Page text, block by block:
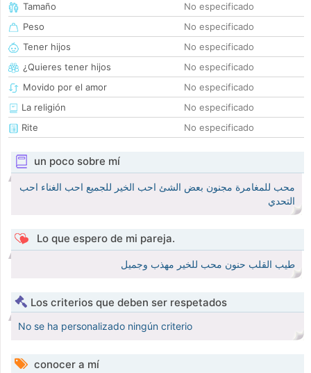
Tamaño
No especificado
Peso
No especificado
Tener hijos
No especificado
¿Quieres tener hijos
No especificado
Movido por el amor
No especificado
La religión
No especificado
Rite
No especificado
un poco sobre mí
محب للمغامرة مجنون بعض الشئ احب الخير للجميع احب الغناء احب
التحدي
Lo que espero de mi pareja.
طيب القلب حنون محب للخير مهذب وجميل
Los criterios que deben ser respetados
No se ha personalizado ningún criterio
conocer a mí